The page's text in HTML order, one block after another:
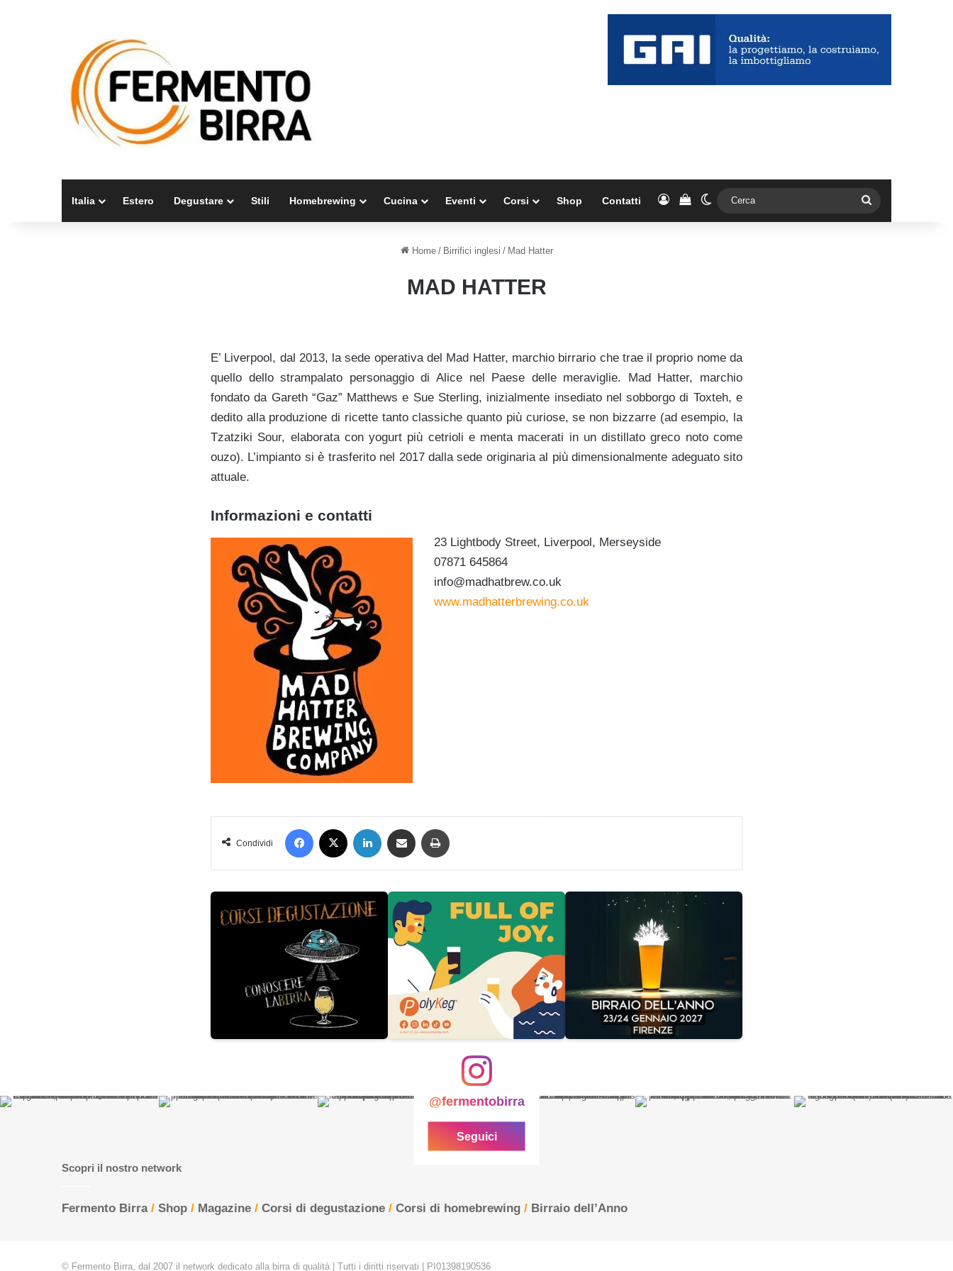
Italia Estero Degustare Stili Homebrewing Cucina Eventi Corsi Shop Contatti AccediVedi il carrello
Cambia aspetto
Home / Birrifici inglesi / Mad Hatter
MAD HATTER
E’ Liverpool, dal 2013, la sede operativa del Mad Hatter, marchio birrario che trae il proprio nome da
quello dello strampalato personaggio di Alice nel Paese delle meraviglie. Mad Hatter, marchio
fondato da Gareth “Gaz” Matthews e Sue Sterling, inizialmente insediato nel sobborgo di Toxteh, e
dedito alla produzione di ricette tanto classiche quanto più curiose, se non bizzarre (ad esempio, la
Tzatziki Sour, elaborata con yogurt più cetrioli e menta macerati in un distillato greco noto come
ouzo). L’impianto si è trasferito nel 2017 dalla sede originaria al più dimensionalmente adeguato sito
attuale.
Informazioni e contatti
23 Lightbody Street, Liverpool, Merseyside
07871 645864
info@madhatbrew.co.uk
www.madhatterbrewing.co.uk
Condividi
Facebook LinkedIn Condividi via mail
@fermentobirra
Seguici
Scopri il nostro network
Fermento Birra/ Shop / Magazine / Corsi di degustazione / Corsi di homebrewing / Birraio dell’Anno
© Fermento Birra, dal 2007 il network dedicato alla birra di qualità | Tutti i diritti riservati | PI01398190536